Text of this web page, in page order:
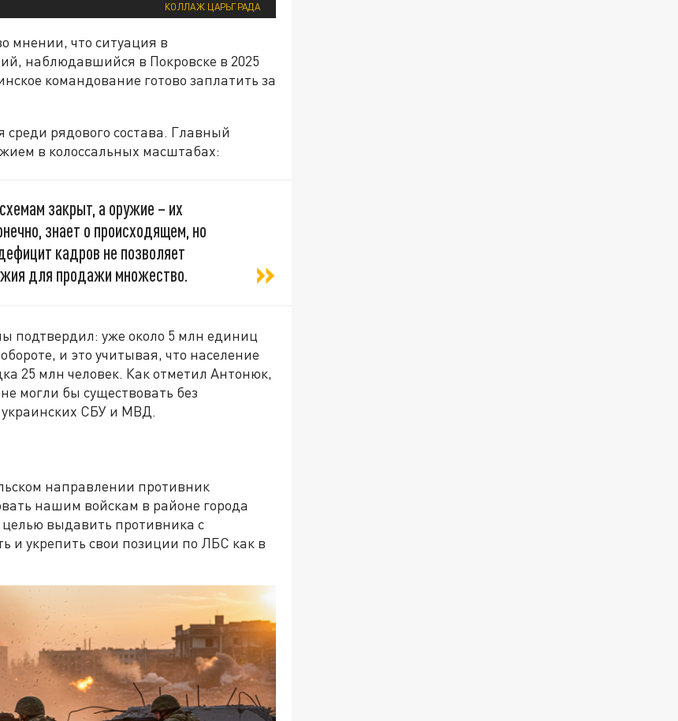
КОЛЛАЖ ЦАРЬГРАДА
мнении, что ситуация в
наблюдавшийся в Покровске в 2025
командование готово заплатить за
рядового состава. Главный
в колоссальных масштабах:
закрыт, а оружие – их
знает о происходящем, но
кадров не позволяет
для продажи множество.
подтвердил: уже около 5 млн единиц
и это учитывая, что население
25 млн человек. Как отметил Антонюк,
могли бы существовать без
украинских СБУ и МВД.
направлении противник
нашим войскам в районе города
целью выдавить противника с
и укрепить свои позиции по ЛБС как в